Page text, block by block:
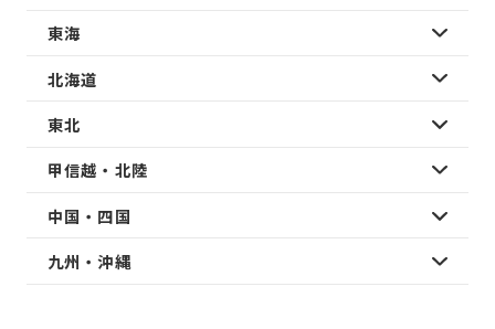
東海
北海道
東北
甲信越・北陸
中国・四国
九州・沖縄